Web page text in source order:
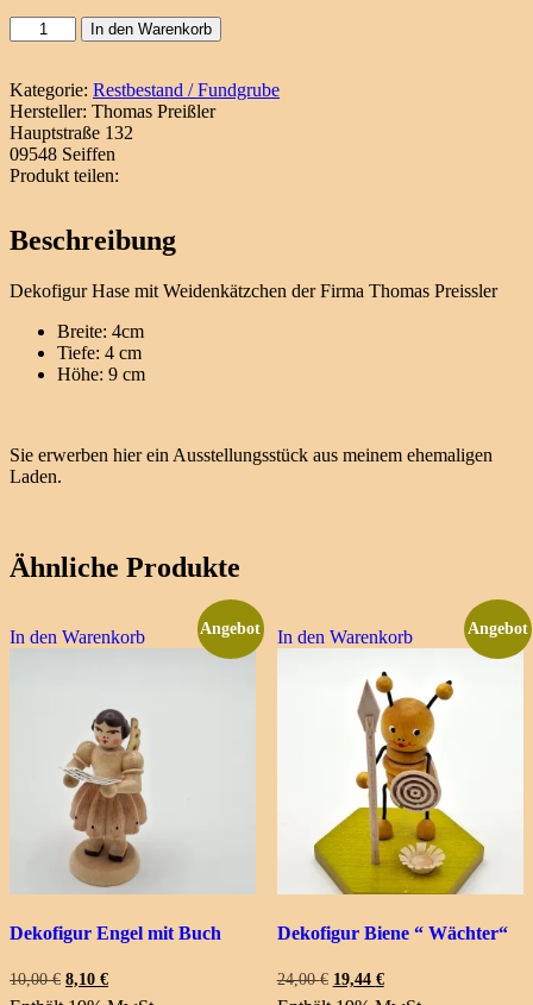
Dekofigur
Hase
Weidenkätzchen
Menge
In den Warenkorb
Kategorie: Restbestand / Fundgrube
Hersteller: Thomas Preißler
Hauptstraße 132
09548 Seiffen
Produkt teilen:
Beschreibung
Dekofigur Hase mit Weidenkätzchen der Firma Thomas Preissler
Breite: 4cm
Tiefe: 4 cm
Höhe: 9 cm
Sie erwerben hier ein Ausstellungsstück aus meinem ehemaligen
Laden.
Ähnliche Produkte
In den Warenkorb Angebot
Dekofigur Engel mit Buch
10,00€ Ursprünglicher
Preis
8,10 €Aktueller
Preis
In den Warenkorb Angebot
Dekofigur Biene “ Wächter“
24,00€ Ursprünglicher
Preis
19,44 €Aktueller
Preis